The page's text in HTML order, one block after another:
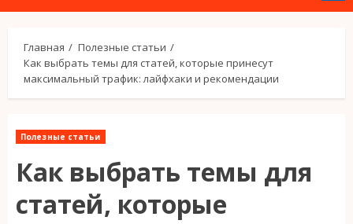
меню
Главная
Полезные статьи
Как выбрать темы для статей, которые принесут
максимальный трафик: лайфхаки и рекомендации
Полезные статьи
Как выбрать темы для
статей, которые